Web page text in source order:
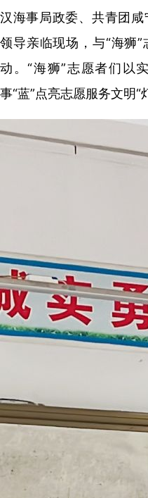
汉海事局政委、共青团
领导亲临现场，与“海狮
动。“海狮”志愿者们以
事“蓝”点亮志愿服务文明“